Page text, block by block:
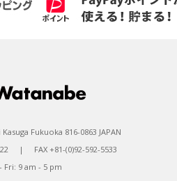
Fukuoka 816-0863 JAPAN
| FAX +81-(0)92-592-5533
Fri: 9 am - 5 pm